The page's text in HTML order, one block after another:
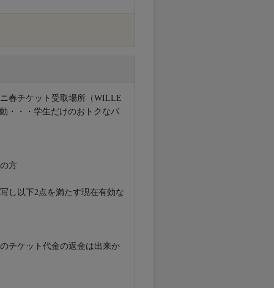
春チケット受取場所（WILLE
・・・学生だけのおトクなパ
方
し以下2点を満たす現在有効な
チケット代金の返金は出来か